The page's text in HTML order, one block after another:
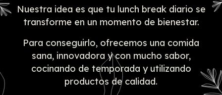
Nuestra idea es que tu lunch break diario se
transforme en un momento de bienestar.
Para conseguirlo, ofrecemos una comida
sana, innovadora y con mucho sabor,
cocinando de temporada y utilizando
productos de calidad.